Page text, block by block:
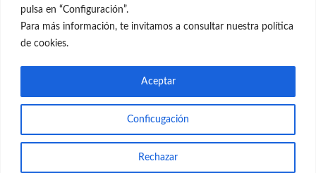
pulsa en “Configuración”.
Para más información, te invitamos a consultar nuestra política
de cookies.
Conficugación
Rechazar
Aceptar
Política de Privacidad
Política de Cookies
© el Radar del Rejuvenecimiento